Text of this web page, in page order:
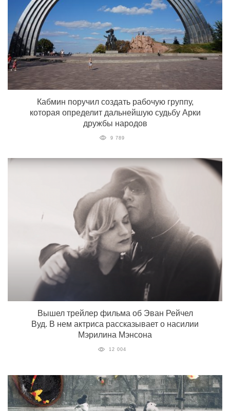
Кабмин поручил создать рабочую группу,
которая определит дальнейшую судьбу Арки
дружбы народов
9 789
Вышел трейлер фильма об Эван Рейчел
Вуд. В нем актриса рассказывает о насилии
Мэрилина Мэнсона
12 004